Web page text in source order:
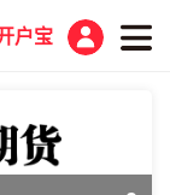
户宝